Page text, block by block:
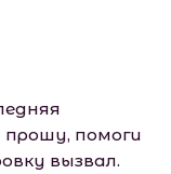
помоги
вызвал.